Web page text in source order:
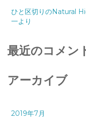
ひと区切りのNatural
一より
最近のコメン
アーカイブ
2019年7月